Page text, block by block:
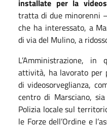
installate per la
tratta di due minorenni
che ha interessato, a
di via del Mulino, a
L’Amministrazione,
attività, ha lavorato per
di videosorveglianza,
centro di Marsciano,
Polizia locale sul
le Forze dell’Ordine e